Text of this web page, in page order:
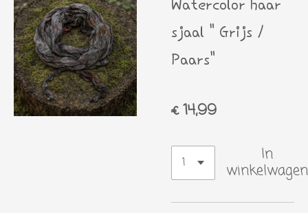
Watercolor haar
sjaal " Grijs /
Paars"
€ 14,99
In
winkelwagen